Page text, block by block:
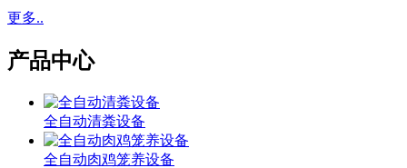
更多..
产品中心
全自动清粪设备
全自动肉鸡笼养设备